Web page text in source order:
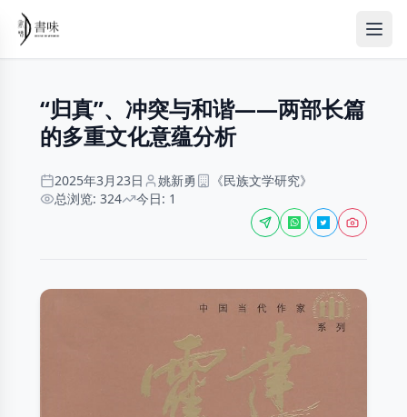
“归真”、冲突与和谐——两部长篇
的多重文化意蕴分析
2025年3月23日 姚新勇
《民族文学研究》
总浏览: 324
今日: 1